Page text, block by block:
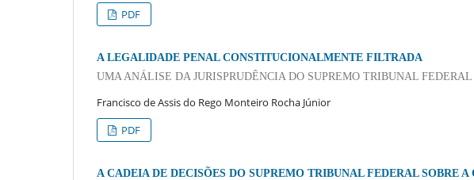
PDF
A LEGALIDADE PENAL CONSTITUCIONALMENTE FILTRADA
UMA ANÁLISE DA JURISPRUDÊNCIA DO SUPREMO TRIBUNAL FEDERAL
Francisco de Assis do Rego Monteiro Rocha Júnior
PDF
A CADEIA DE DECISÕES DO SUPREMO TRIBUNAL FEDERAL SOBRE